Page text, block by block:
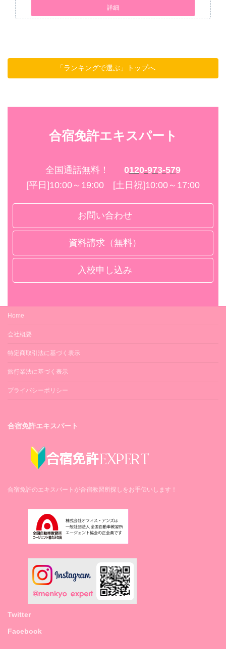
詳細
「ランキングで選ぶ」トップへ
合宿免許エキスパート
全国通話無料！
0120-973-579
[平日]10:00～19:00 [土日祝]10:00～17:00
お問い合わせ
資料請求（無料）
入校申し込み
Home
会社概要
特定商取引法に基づく表示
旅行業法に基づく表示
プライバシーポリシー
合宿免許エキスパート
合宿免許のエキスパートが合宿教習所探しをお手伝いします！
Twitter
Facebook